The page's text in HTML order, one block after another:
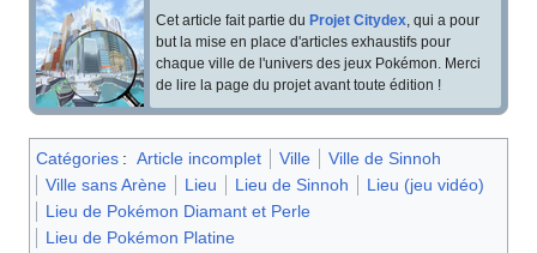
Cet article fait partie du Projet Citydex , qui a pour
but la mise en place d'articles exhaustifs pour
chaque ville de l'univers des jeux Pokémon. Merci
de lire la page du projet avant toute édition !
Catégories : Article incomplet Ville
Ville de Sinnoh
Ville sans Arène
Lieu Lieu de Sinnoh
Lieu (jeu vidéo)
Lieu de Pokémon Diamant et Perle
Lieu de Pokémon Platine